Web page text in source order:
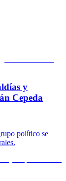
y
Cepeda
político se